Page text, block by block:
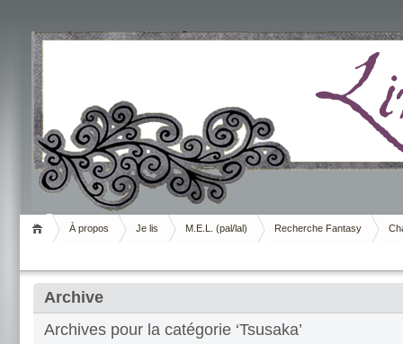
Livrement
À propos Je lis M.E.L. (pal/lal) Recherche Fantasy
Archive
Archives pour la catégorie ‘Tsusaka’